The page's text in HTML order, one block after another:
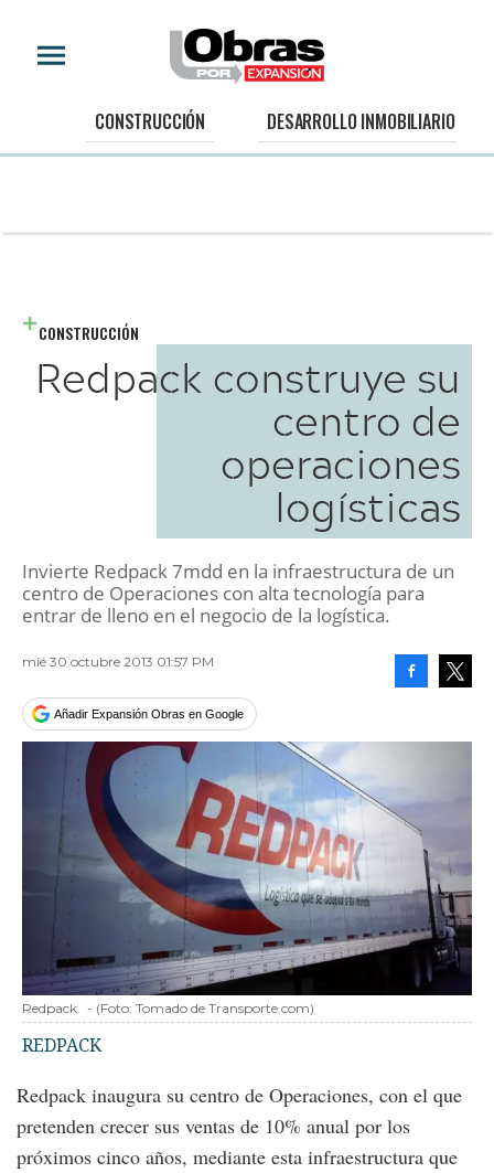
CONSTRUCCIÓN DESARROLLO INMOBILIARIO
CONSTRUCCIÓN
Redpack construye su
centro de
operaciones
logísticas
Invierte Redpack 7mdd en la infraestructura de un
centro de Operaciones con alta tecnología para
entrar de lleno en el negocio de la logística.
mié 30 octubre 2013 01:57 PM
Añadir Expansión Obras en Google
Redpack - (Foto: Tomado de Transporte.com)
REDPACK
Redpack inaugura su centro de Operaciones, con el que
pretenden crecer sus ventas de 10% anual por los
próximos cinco años, mediante esta infraestructura que